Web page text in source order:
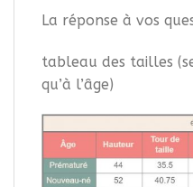
La réponse à vos
tableau des tailles
qu’à l’âge)